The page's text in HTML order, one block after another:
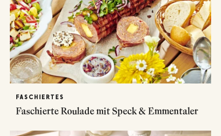
FASCHIERTES
Faschierte Roulade mit Speck & Emmentaler